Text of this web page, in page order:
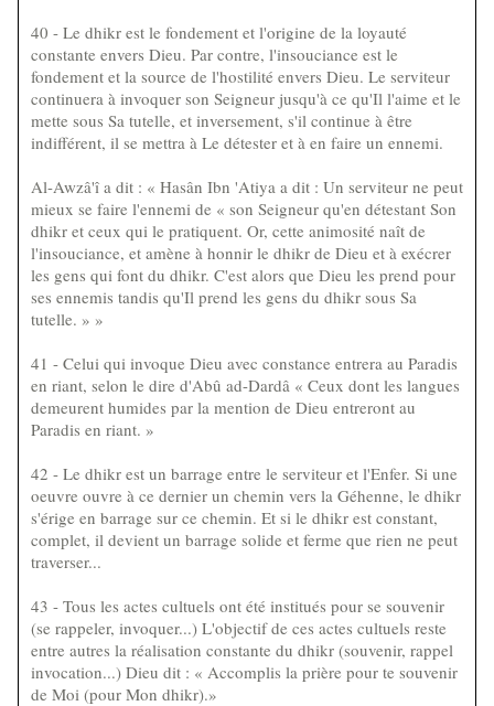
40 - Le dhikr est le fondement et l'origine de la loyauté
constante envers Dieu. Par contre, l'insouciance est le
fondement et la source de l'hostilité envers Dieu. Le serviteur
continuera à invoquer son Seigneur jusqu'à ce qu'Il l'aime et le
mette sous Sa tutelle, et inversement, s'il continue à être
indifférent, il se mettra à Le détester et à en faire un ennemi.
Al-Awzâ'î a dit : « Hasân Ibn 'Atiya a dit : Un serviteur ne peut
mieux se faire l'ennemi de « son Seigneur qu'en détestant Son
dhikr et ceux qui le pratiquent. Or, cette animosité naît de
l'insouciance, et amène à honnir le dhikr de Dieu et à exécrer
les gens qui font du dhikr. C'est alors que Dieu les prend pour
ses ennemis tandis qu'Il prend les gens du dhikr sous Sa
tutelle. » »
41 - Celui qui invoque Dieu avec constance entrera au Paradis
en riant, selon le dire d'Abû ad-Dardâ « Ceux dont les langues
demeurent humides par la mention de Dieu entreront au
Paradis en riant. »
42 - Le dhikr est un barrage entre le serviteur et l'Enfer. Si une
oeuvre ouvre à ce dernier un chemin vers la Géhenne, le dhikr
s'érige en barrage sur ce chemin. Et si le dhikr est constant,
complet, il devient un barrage solide et ferme que rien ne peut
traverser...
43 - Tous les actes cultuels ont été institués pour se souvenir
(se rappeler, invoquer...) L'objectif de ces actes cultuels reste
entre autres la réalisation constante du dhikr (souvenir, rappel
invocation...) Dieu dit : « Accomplis la prière pour te souvenir
de Moi (pour Mon dhikr).»